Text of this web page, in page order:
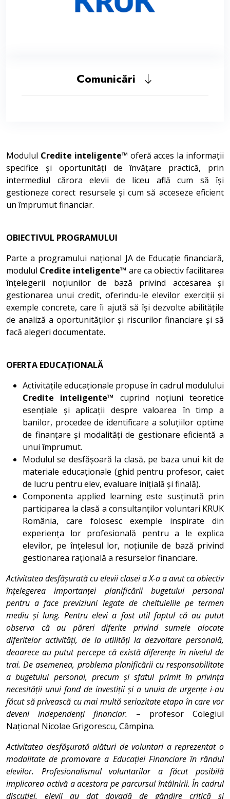
Comunicări
Modulul Credite inteligente™ oferă acces la informații
specifice și oportunități de învățare practică, prin
intermediul cărora elevii de liceu află cum să își
gestioneze corect resursele și cum să acceseze eficient
un împrumut financiar.
OBIECTIVUL PROGRAMULUI
Parte a programului național JA de Educație financiară,
modulul Credite inteligente™ are ca obiectiv facilitarea
înțelegerii noțiunilor de bază privind accesarea și
gestionarea unui credit, oferindu-le elevilor exerciții și
exemple concrete, care îi ajută să își dezvolte abilitățile
de analiză a oportunităților și riscurilor financiare și să
facă alegeri documentate.
OFERTA EDUCAȚIONALĂ
Activitățile educaționale propuse în cadrul modulului
Credite inteligente™ cuprind noțiuni teoretice
esențiale și aplicații despre valoarea în timp a
banilor, procedee de identificare a soluțiilor optime
de finanțare și modalități de gestionare eficientă a
unui împrumut.
Modulul se desfășoară la clasă, pe baza unui kit de
materiale educaționale (ghid pentru profesor, caiet
de lucru pentru elev, evaluare inițială și finală).
Componenta applied learning este susținută prin
participarea la clasă a consultanților voluntari KRUK
România, care folosesc exemple inspirate din
experiența lor profesională pentru a le explica
elevilor, pe înțelesul lor, noțiunile de bază privind
gestionarea rațională a resurselor financiare.
Activitatea desfășurată cu elevii clasei a X-a a avut ca obiectiv
înțelegerea importanței planificării bugetului personal
pentru a face previziuni legate de cheltuielile pe termen
mediu și lung. Pentru elevi a fost util faptul că au putut
observa că au păreri diferite privind sumele alocate
diferitelor activități, de la utilități la dezvoltare personală,
deoarece au putut percepe că există diferențe în nivelul de
trai. De asemenea, problema planificării cu responsabilitate
a bugetului personal, precum și sfatul primit în privința
necesității unui fond de investiții și a unuia de urgențe i-au
făcut să privească cu mai multă seriozitate etapa în care vor
deveni independenți financiar. – profesor Colegiul
Național Nicolae Grigorescu, Câmpina.
Activitatea desfășurată alături de voluntari a reprezentat o
modalitate de promovare a Educației Financiare în rândul
elevilor. Profesionalismul voluntarilor a făcut posibilă
implicarea activă a acestora pe parcursul întâlnirii. În cadrul
discuției, elevii au dat dovadă de gândire critică și